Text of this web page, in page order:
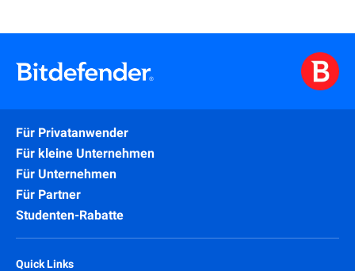
Für Privatanwender
Für kleine Unternehmen
Für Unternehmen
Für Partner
Studenten-Rabatte
Quick Links